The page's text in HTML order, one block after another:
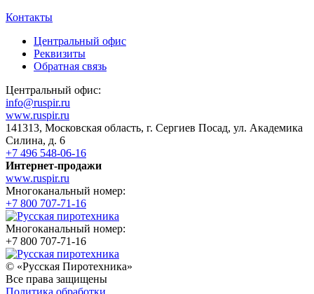
Контакты
Центральный офис
Реквизиты
Обратная связь
Центральный офис:
info@ruspir.ru
www.ruspir.ru
141313, Московская область, г. Сергиев Посад, ул. Академика
Силина, д. 6
+7 496 548-06-16
Интернет-продажи
www.ruspir.ru
Многоканальный номер:
+7 800 707-71-16
Многоканальный номер:
+7 800 707-71-16
© «Русская Пиротехника»
Все права защищены
Политика обработки